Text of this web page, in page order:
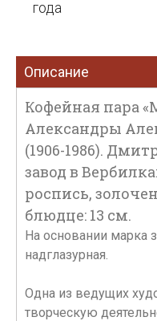
года
Описание
Кофейная пара
Александры
(1906-1986).
завод в
роспись,
блюдце: 13 см.
На основании марка
надглазурная.
Одна из ведущих
творческую